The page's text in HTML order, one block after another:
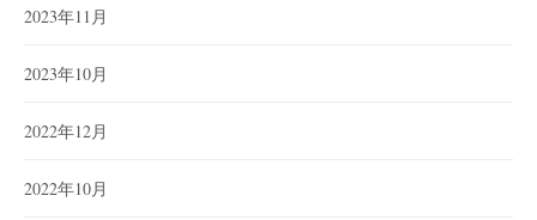
2023年11月
2023年10月
2022年12月
2022年10月